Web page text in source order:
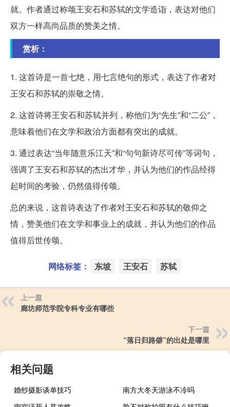
就。作者通过称颂王安石和苏轼的文学造诣，表达对他们
双方一样高尚品质的赞美之情。
赏析：
1. 这首诗是一首七绝，用七言绝句的形式，表达了作者对
王安石和苏轼的崇敬之情。
2. 这首诗将王安石和苏轼并列，称他们为“先生”和“二公”，
意味着他们在文学和政治方面都有突出的成就。
3. 通过表达“当年随意乐江天”和“句句新诗尽可传”等词句，
强调了王安石和苏轼的杰出才华，并认为他们的作品经得
起时间的考验，仍然值得传颂。
总的来说，这首诗表达了作者对王安石和苏轼的敬仰之
情，赞美他们在文学和事业上的成就，并认为他们的作品
值得后世传颂。
网络标签： 东坡 王安石 苏轼
上一篇
廊坊师范学院专科专业有哪些
下一篇
“落日归路僻”的出处是哪里
相关问题
婚纱摄影谈单技巧
南方大冬天游泳不冷吗